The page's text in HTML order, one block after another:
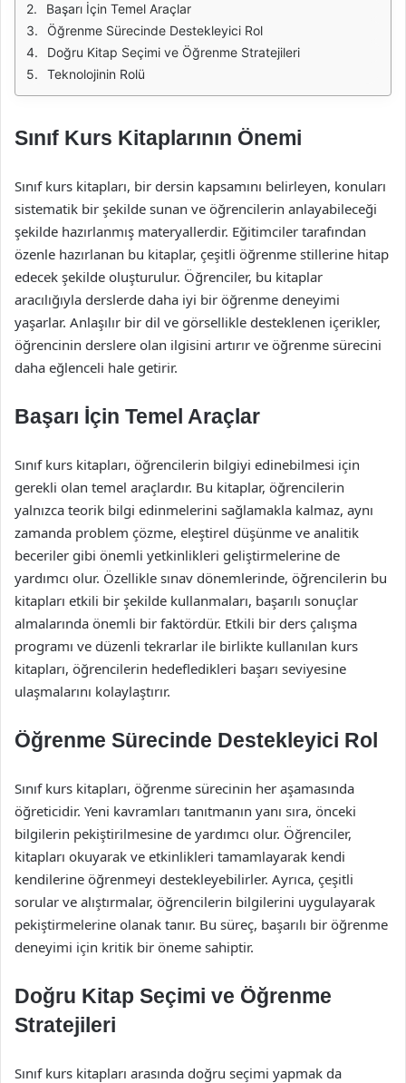
Başarı İçin Temel Araçlar
Öğrenme Sürecinde Destekleyici Rol
Doğru Kitap Seçimi ve Öğrenme Stratejileri
Teknolojinin Rolü
Sınıf Kurs Kitaplarının Önemi
Sınıf kurs kitapları, bir dersin kapsamını belirleyen, konuları
sistematik bir şekilde sunan ve öğrencilerin anlayabileceği
şekilde hazırlanmış materyallerdir. Eğitimciler tarafından
özenle hazırlanan bu kitaplar, çeşitli öğrenme stillerine hitap
edecek şekilde oluşturulur. Öğrenciler, bu kitaplar
aracılığıyla derslerde daha iyi bir öğrenme deneyimi
yaşarlar. Anlaşılır bir dil ve görsellikle desteklenen içerikler,
öğrencinin derslere olan ilgisini artırır ve öğrenme sürecini
daha eğlenceli hale getirir.
Başarı İçin Temel Araçlar
Sınıf kurs kitapları, öğrencilerin bilgiyi edinebilmesi için
gerekli olan temel araçlardır. Bu kitaplar, öğrencilerin
yalnızca teorik bilgi edinmelerini sağlamakla kalmaz, aynı
zamanda problem çözme, eleştirel düşünme ve analitik
beceriler gibi önemli yetkinlikleri geliştirmelerine de
yardımcı olur. Özellikle sınav dönemlerinde, öğrencilerin bu
kitapları etkili bir şekilde kullanmaları, başarılı sonuçlar
almalarında önemli bir faktördür. Etkili bir ders çalışma
programı ve düzenli tekrarlar ile birlikte kullanılan kurs
kitapları, öğrencilerin hedefledikleri başarı seviyesine
ulaşmalarını kolaylaştırır.
Öğrenme Sürecinde Destekleyici Rol
Sınıf kurs kitapları, öğrenme sürecinin her aşamasında
öğreticidir. Yeni kavramları tanıtmanın yanı sıra, önceki
bilgilerin pekiştirilmesine de yardımcı olur. Öğrenciler,
kitapları okuyarak ve etkinlikleri tamamlayarak kendi
kendilerine öğrenmeyi destekleyebilirler. Ayrıca, çeşitli
sorular ve alıştırmalar, öğrencilerin bilgilerini uygulayarak
pekiştirmelerine olanak tanır. Bu süreç, başarılı bir öğrenme
deneyimi için kritik bir öneme sahiptir.
Doğru Kitap Seçimi ve Öğrenme
Stratejileri
Sınıf kurs kitapları arasında doğru seçimi yapmak da